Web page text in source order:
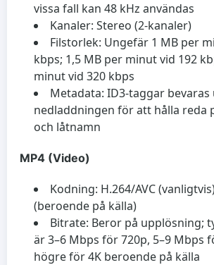
vissa fall kan 48 kHz användas
Kanaler: Stereo (2-kanaler)
Filstorlek: Ungefär 1 MB per
kbps; 1,5 MB per minut vid 192
minut vid 320 kbps
Metadata: ID3-taggar
nedladdningen för att hålla reda
och låtnamn
MP4 (Video)
Kodning: H.264/AVC
(beroende på källa)
Bitrate: Beror på upplösning;
är 3–6 Mbps för 720p, 5–9 Mbps
högre för 4K beroende på källa